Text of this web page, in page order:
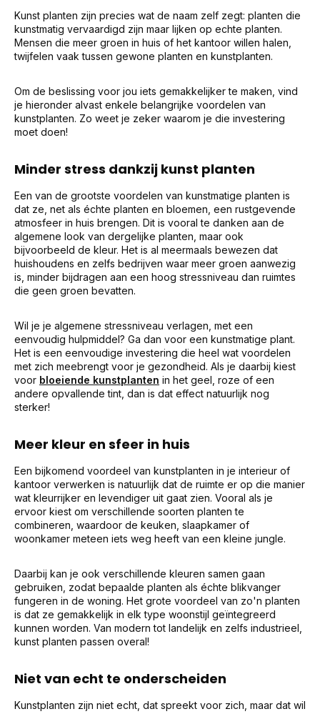
Kunst planten zijn precies wat de naam zelf zegt: planten die
kunstmatig vervaardigd zijn maar lijken op echte planten.
Mensen die meer groen in huis of het kantoor willen halen,
twijfelen vaak tussen gewone planten en kunstplanten.
Om de beslissing voor jou iets gemakkelijker te maken, vind
je hieronder alvast enkele belangrijke voordelen van
kunstplanten. Zo weet je zeker waarom je die investering
moet doen!
Minder stress dankzij kunst planten
Een van de grootste voordelen van kunstmatige planten is
dat ze, net als échte planten en bloemen, een rustgevende
atmosfeer in huis brengen. Dit is vooral te danken aan de
algemene look van dergelijke planten, maar ook
bijvoorbeeld de kleur. Het is al meermaals bewezen dat
huishoudens en zelfs bedrijven waar meer groen aanwezig
is, minder bijdragen aan een hoog stressniveau dan ruimtes
die geen groen bevatten.
Wil je je algemene stressniveau verlagen, met een
eenvoudig hulpmiddel? Ga dan voor een kunstmatige plant.
Het is een eenvoudige investering die heel wat voordelen
met zich meebrengt voor je gezondheid. Als je daarbij kiest
voor bloeiende kunstplanten in het geel, roze of een
andere opvallende tint, dan is dat effect natuurlijk nog
sterker!
Meer kleur en sfeer in huis
Een bijkomend voordeel van kunstplanten in je interieur of
kantoor verwerken is natuurlijk dat de ruimte er op die manier
wat kleurrijker en levendiger uit gaat zien. Vooral als je
ervoor kiest om verschillende soorten planten te
combineren, waardoor de keuken, slaapkamer of
woonkamer meteen iets weg heeft van een kleine jungle.
Daarbij kan je ook verschillende kleuren samen gaan
gebruiken, zodat bepaalde planten als échte blikvanger
fungeren in de woning. Het grote voordeel van zo'n planten
is dat ze gemakkelijk in elk type woonstijl geïntegreerd
kunnen worden. Van modern tot landelijk en zelfs industrieel,
kunst planten passen overal!
Niet van echt te onderscheiden
Kunstplanten zijn niet echt, dat spreekt voor zich, maar dat wil